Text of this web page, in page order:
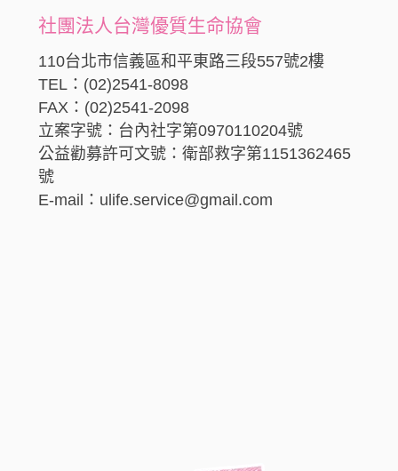
社團法人台灣優質生命協會
110台北市信義區和平東路三段557號2樓
TEL：(02)2541-8098
FAX：(02)2541-2098
立案字號：台內社字第0970110204號
公益勸募許可文號：衛部救字第1151362465
號
E-mail：ulife.service@gmail.com